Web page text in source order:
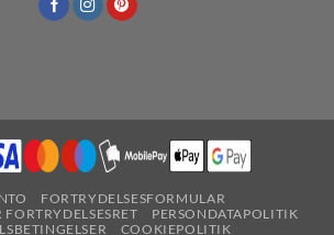
FORTRYDELSESFORMULAR
FORTRYDELSESRET
PERSONDATAPOLITIK
COOKIEPOLITIK